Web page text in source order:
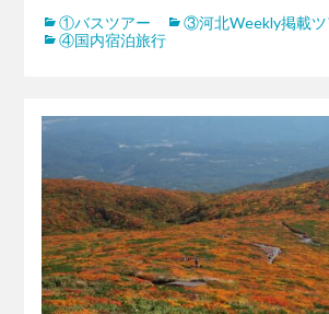
①バスツアー
③河北Weekly掲載ツ
④国内宿泊旅行